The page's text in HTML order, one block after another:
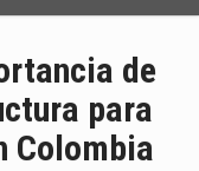
de
para
Colombia